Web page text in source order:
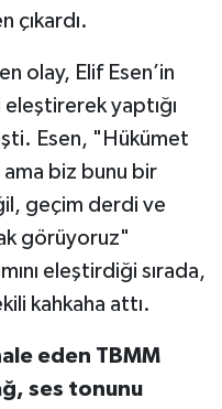
çıkardı.
olay, Elif Esen’in
yaptığı
Esen, "Hükümet
ama biz bunu bir
geçim derdi ve
görüyoruz"
eleştirdiği sırada,
kahkaha attı.
eden TBMM
ses tonunu